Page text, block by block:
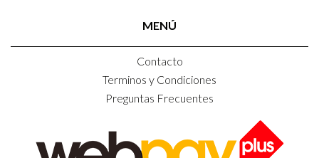
MENÚ
Contacto
Terminos y Condiciones
Preguntas Frecuentes